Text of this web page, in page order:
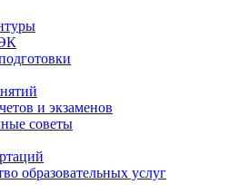
и экзаменов
советы
образовательных услуг